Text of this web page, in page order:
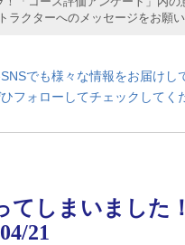
ラクターへのメッセージをお願
でも様々な情報をお届けし
フォローしてチェックしてく
てしまいました
21